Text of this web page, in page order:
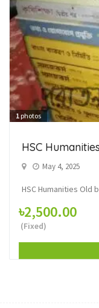
1 photos
HSC
May 4, 2025
HSC Humanities Old
৳2,500.00
(Fixed)